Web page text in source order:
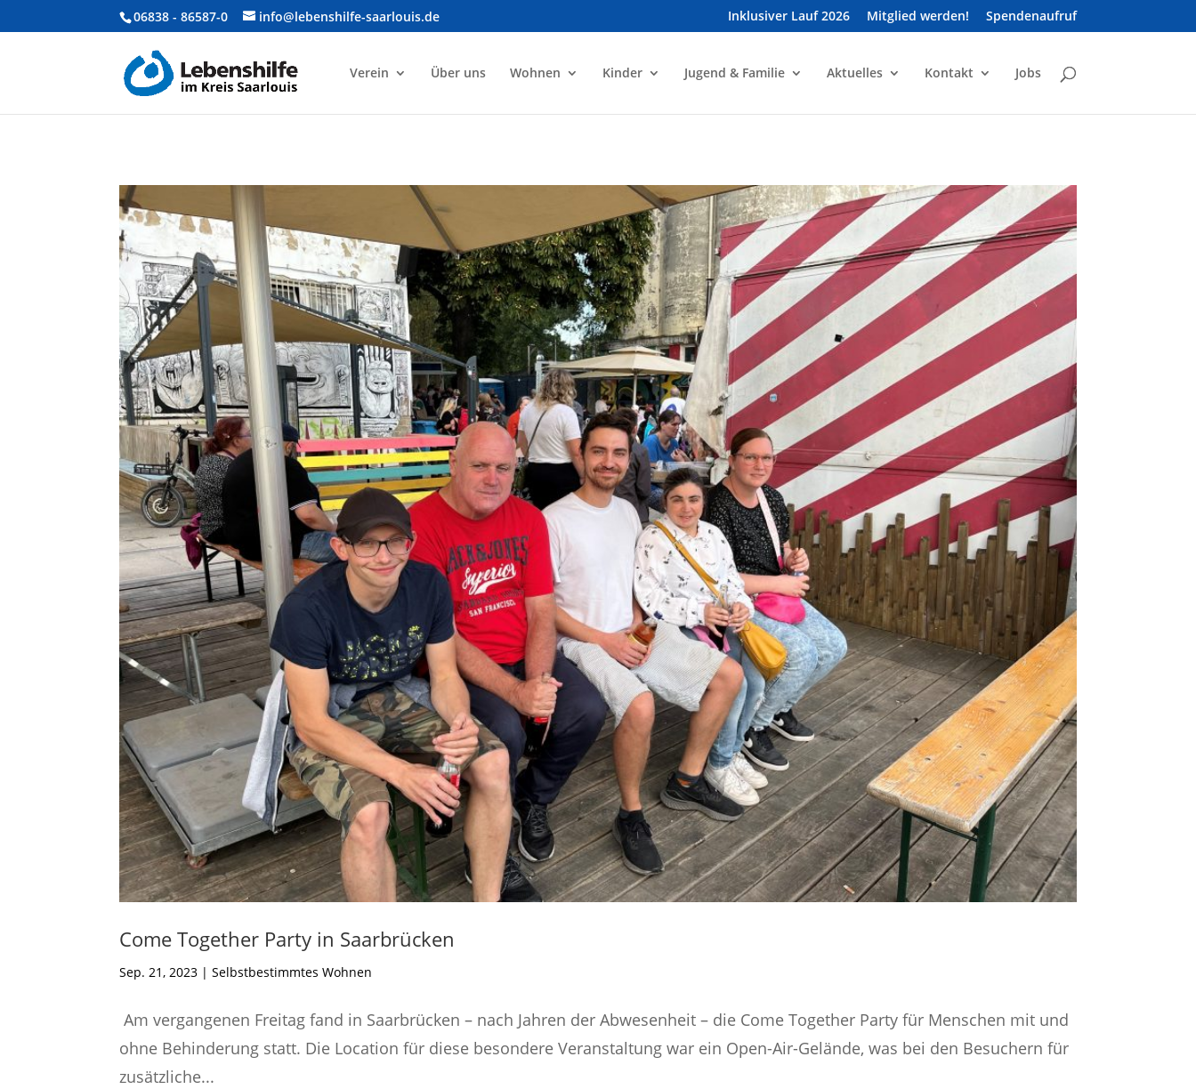
06838 - 86587-0 info@lebenshilfe-saarlouis.de Inklusiver Lauf 2026 Mitglied werden! Spendenaufruf
Verein Über uns Wohnen Kinder Jugend & Familie Aktuelles Kontakt Jobs
Come Together Party in Saarbrücken
Sep. 21, 2023 |Selbstbestimmtes Wohnen
Am vergangenen Freitag fand in Saarbrücken – nach Jahren der Abwesenheit – die Come Together Party für Menschen mit und
ohne Behinderung statt. Die Location für diese besondere Veranstaltung war ein Open-Air-Gelände, was bei den Besuchern für
zusätzliche...